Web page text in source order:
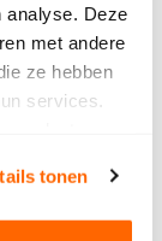
analyse. Deze
met andere
ze hebben
services.
tonen